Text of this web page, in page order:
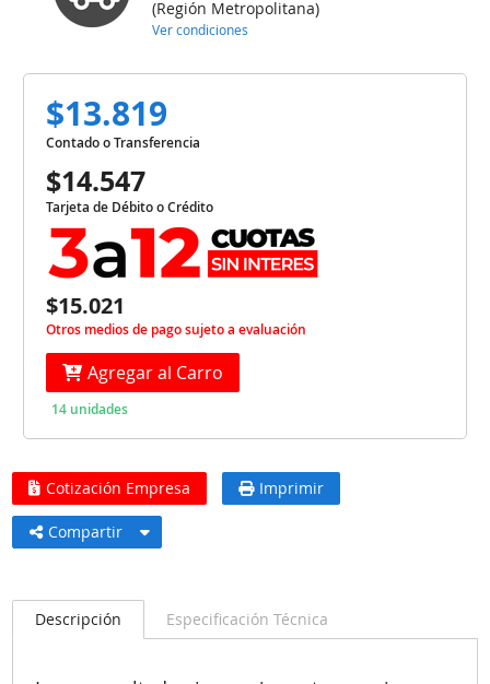
(Región Metropolitana)
Ver condiciones
$13.819
Contado o Transferencia
$14.547
Tarjeta de Débito o Crédito
$15.021
Otros medios de pago sujeto a evaluación
Agregar al Carro
14 unidades
Cotización Empresa Imprimir
Compartir
Descripción Especificación Técnica